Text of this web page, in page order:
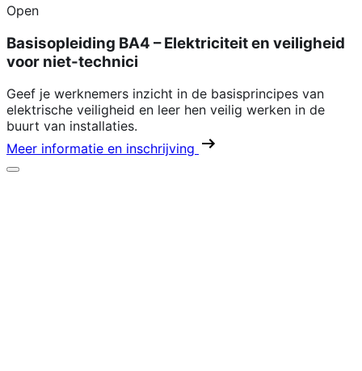
Open
Basisopleiding BA4 – Elektriciteit en veiligheid
voor niet-technici
Geef je werknemers inzicht in de basisprincipes van
elektrische veiligheid en leer hen veilig werken in de
buurt van installaties.
Meer informatie en inschrijving